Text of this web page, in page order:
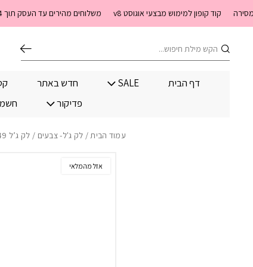
קוד קופון למימוש מבצעי אוגוסט v8 משלוחים מהירים עד העסק תוך 1-4 ימי עסקים. משלוחים חינם מעל 399 שקלים חדש באתר! ניתן לשלם במזומן לשליח בעת המסירה
חיפוש
דף הבית SALE חדש באתר
פדיקור
עמוד הבית / לק ג'ל- צבעים / לק ג’ל 249 – Tres jolie
אזל מהמלאי